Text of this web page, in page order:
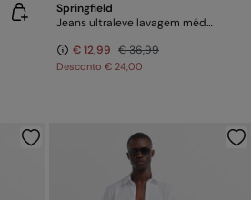
Springfield
Jeans ultraleve lavagem média corte reto
€ 12,99 € 36,99
Desconto € 24,00